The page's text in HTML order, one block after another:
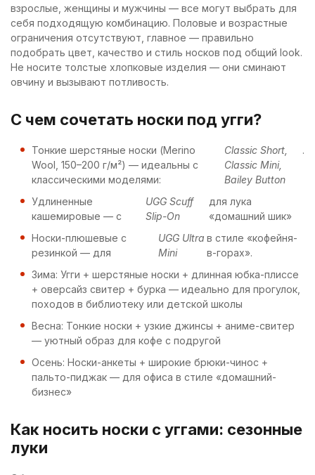
взрослые, женщины и мужчины — все могут выбрать для
себя подходящую комбинацию. Половые и возрастные
ограничения отсутствуют, главное — правильно
подобрать цвет, качество и стиль носков под общий look.
Не носите толстые хлопковые изделия — они сминают
овчину и вызывают потливость.
С чем сочетать носки под угги?
Тонкие шерстяные носки (Merino
Wool, 150–200 г/м²) — идеальны с
классическими моделями:
Classic Short,
Classic Mini,
Bailey Button
.
Удлиненные
кашемировые — с
UGG Scuff
Slip-On
для лука
«домашний шик»
Носки-плюшевые с
резинкой — для
UGG Ultra
Mini
в стиле «кофейня-
в-горах».
Зима: Угги + шерстяные носки + длинная юбка-плиссе
+ оверсайз свитер + бурка — идеально для прогулок,
походов в библиотеку или детской школы
Весна: Тонкие носки + узкие джинсы + аниме-свитер
— уютный образ для кофе с подругой
Осень: Носки-анкеты + широкие брюки-чинос +
пальто-пиджак — для офиса в стиле «домашний-
бизнес»
Как носить носки с уггами: сезонные
луки